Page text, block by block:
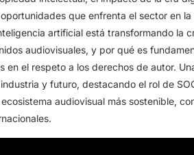
que enfrenta el sector en
artificial está transformando la
audiovisuales, y por qué es
en el respeto a los derechos de autor.
y futuro, destacando el rol de
audiovisual más sostenible,